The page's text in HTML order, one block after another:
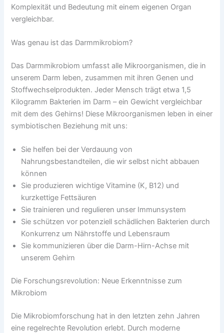
Komplexität und Bedeutung mit einem eigenen Organ
vergleichbar.
Was genau ist das Darmmikrobiom?
Das Darmmikrobiom umfasst alle Mikroorganismen, die in
unserem Darm leben, zusammen mit ihren Genen und
Stoffwechselprodukten. Jeder Mensch trägt etwa 1,5
Kilogramm Bakterien im Darm – ein Gewicht vergleichbar
mit dem des Gehirns! Diese Mikroorganismen leben in einer
symbiotischen Beziehung mit uns:
Sie helfen bei der Verdauung von
Nahrungsbestandteilen, die wir selbst nicht abbauen
können
Sie produzieren wichtige Vitamine (K, B12) und
kurzkettige Fettsäuren
Sie trainieren und regulieren unser Immunsystem
Sie schützen vor potenziell schädlichen Bakterien durch
Konkurrenz um Nährstoffe und Lebensraum
Sie kommunizieren über die Darm-Hirn-Achse mit
unserem Gehirn
Die Forschungsrevolution: Neue Erkenntnisse zum
Mikrobiom
Die Mikrobiomforschung hat in den letzten zehn Jahren
eine regelrechte Revolution erlebt. Durch moderne